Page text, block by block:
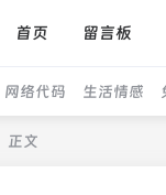
首页 留言板
网络代码 生活情感
正文